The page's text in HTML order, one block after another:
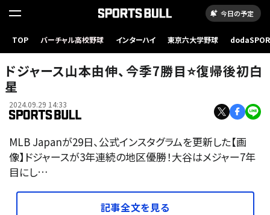
今日の予定
TOP バーチャル高校野球 インターハイ 東京六大学野球
ドジャース山本由伸、今季7勝目⭐️復帰後初白
星
2024.09.29 14:33
MLB Japanが29日、公式インスタグラムを更新した【画
像】ドジャースが3年連続の地区優勝！大谷はメジャー7年
目にし…
記事全文を見る